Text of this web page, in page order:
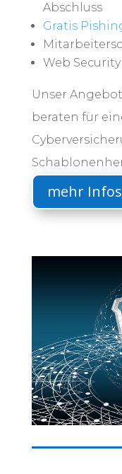
Abschluss
Gratis
Web
Unser
beraten für
mehr Infos